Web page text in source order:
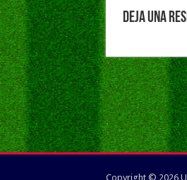
Deja una
Copyright © 2026